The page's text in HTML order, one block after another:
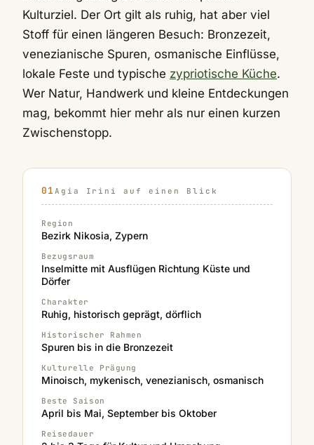
Kulturziel. Der Ort gilt als ruhig, hat aber viel
Stoff für einen längeren Besuch: Bronzezeit,
venezianische Spuren, osmanische Einflüsse,
lokale Feste und typische zypriotische Küche.
Wer Natur, Handwerk und kleine Entdeckungen
mag, bekommt hier mehr als nur einen kurzen
Zwischenstopp.
Agia Irini auf einen Blick
Region
Bezirk Nikosia, Zypern
Bezugsraum
Inselmitte mit Ausflügen Richtung Küste und
Dörfer
Charakter
Ruhig, historisch geprägt, dörflich
Historischer Rahmen
Spuren bis in die Bronzezeit
Kulturelle Prägung
Minoisch, mykenisch, venezianisch, osmanisch
Beste Saison
April bis Mai, September bis Oktober
Reisedauer